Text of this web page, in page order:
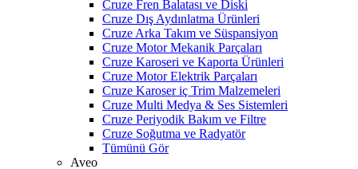
Cruze Fren Balatası ve Diski
Cruze Dış Aydınlatma Ürünleri
Cruze Arka Takım ve Süspansiyon
Cruze Motor Mekanik Parçaları
Cruze Karoseri ve Kaporta Ürünleri
Cruze Motor Elektrik Parçaları
Cruze Karoser iç Trim Malzemeleri
Cruze Multi Medya & Ses Sistemleri
Cruze Periyodik Bakım ve Filtre
Cruze Soğutma ve Radyatör
Tümünü Gör
Aveo